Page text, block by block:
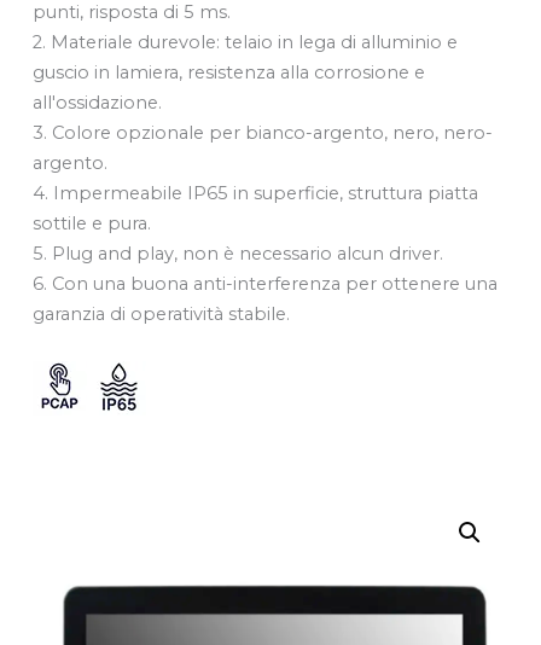
punti, risposta di 5 ms.
2. Materiale durevole: telaio in lega di alluminio e
guscio in lamiera, resistenza alla corrosione e
all'ossidazione.
3. Colore opzionale per bianco-argento, nero, nero-
argento.
4. Impermeabile IP65 in superficie, struttura piatta
sottile e pura.
5. Plug and play, non è necessario alcun driver.
6. Con una buona anti-interferenza per ottenere una
garanzia di operatività stabile.